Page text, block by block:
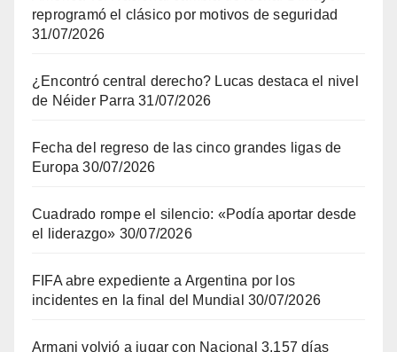
reprogramó el clásico por motivos de seguridad
31/07/2026
¿Encontró central derecho? Lucas destaca el nivel
de Néider Parra 31/07/2026
Fecha del regreso de las cinco grandes ligas de
Europa 30/07/2026
Cuadrado rompe el silencio: «Podía aportar desde
el liderazgo» 30/07/2026
FIFA abre expediente a Argentina por los
incidentes en la final del Mundial 30/07/2026
Armani volvió a jugar con Nacional 3.157 días